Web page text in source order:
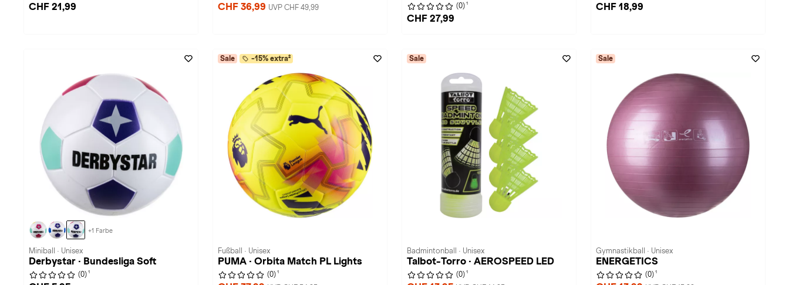
CHF 21,99 CHF 36,99 UVP CHF 49,99 (0) 1
CHF 27,99
CHF 18,99
+1 Farbe
Miniball · Unisex
Derbystar · Bundesliga Soft
(0) 1
Sale -15% extra²
Fußball · Unisex
PUMA · Orbita Match PL Lights
(0) 1
Sale
Badmintonball · Unisex
Talbot-Torro · AEROSPEED LED
(0) 1
Sale
Gymnastikball · Unisex
ENERGETICS
(0) 1